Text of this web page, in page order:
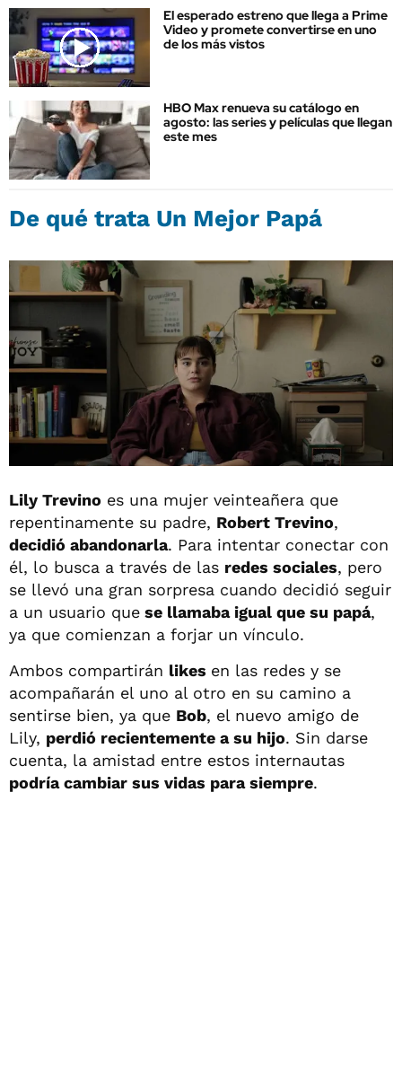
El esperado estreno que llega a Prime
Video y promete convertirse en uno
de los más vistos
HBO Max renueva su catálogo en
agosto: las series y películas que llegan
este mes
De qué trata Un Mejor Papá
Lily Trevino es una mujer veinteañera que
repentinamente su padre, Robert Trevino,
decidió abandonarla. Para intentar conectar con
él, lo busca a través de las redes sociales, pero
se llevó una gran sorpresa cuando decidió seguir
a un usuario que se llamaba igual que su papá,
ya que comienzan a forjar un vínculo.
Ambos compartirán likes en las redes y se
acompañarán el uno al otro en su camino a
sentirse bien, ya que Bob, el nuevo amigo de
Lily, perdió recientemente a su hijo. Sin darse
cuenta, la amistad entre estos internautas
podría cambiar sus vidas para siempre.